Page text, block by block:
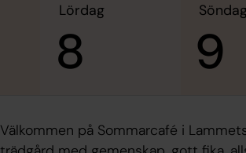
lördag
8 9
Välkommen på Sommarcafé i